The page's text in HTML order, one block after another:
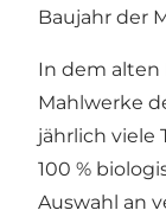
Baujahr der
In dem alten
Mahlwerke
jährlich viele
100 %
Auswahl an